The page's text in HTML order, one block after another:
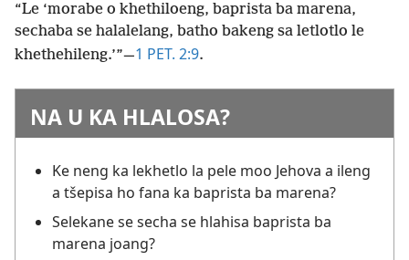
“Le ‘morabe o khethiloeng, baprista ba marena,
sechaba se halalelang, batho bakeng sa letlotlo le
khethehileng.’”—1 PET. 2:9.
NA U KA HLALOSA?
Ke neng ka lekhetlo la pele moo Jehova a ileng
a tšepisa ho fana ka baprista ba marena?
Selekane se secha se hlahisa baprista ba
marena joang?